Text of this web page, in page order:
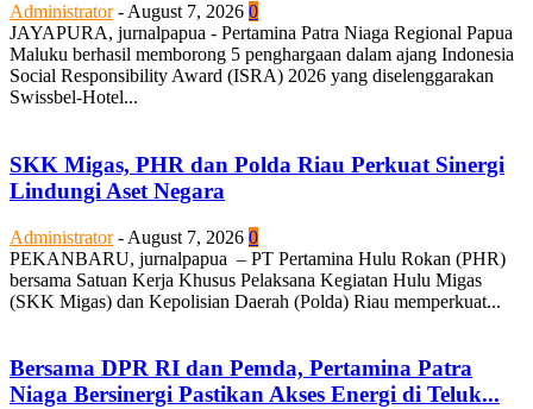
Administrator - August 7, 2026 0
JAYAPURA, jurnalpapua - Pertamina Patra Niaga Regional Papua
Maluku berhasil memborong 5 penghargaan dalam ajang Indonesia
Social Responsibility Award (ISRA) 2026 yang diselenggarakan
Swissbel-Hotel...
SKK Migas, PHR dan Polda Riau Perkuat Sinergi
Lindungi Aset Negara
Administrator - August 7, 2026 0
PEKANBARU, jurnalpapua – PT Pertamina Hulu Rokan (PHR)
bersama Satuan Kerja Khusus Pelaksana Kegiatan Hulu Migas
(SKK Migas) dan Kepolisian Daerah (Polda) Riau memperkuat...
Bersama DPR RI dan Pemda, Pertamina Patra
Niaga Bersinergi Pastikan Akses Energi di Teluk...